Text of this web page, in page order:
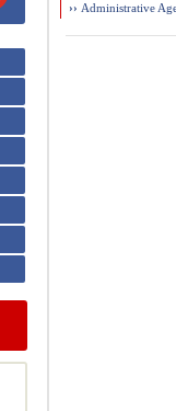
›› Administrative